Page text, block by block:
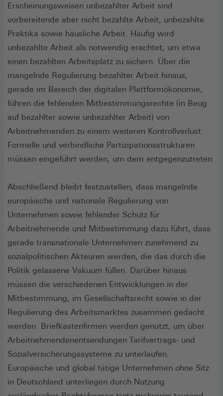
Erscheinungsweisen unbezahlter Arbeit sind
vorbereitende aber nicht bezahlte Arbeit, unbezahlte
Praktika sowie häusliche Arbeit. Häufig wird
unbezahlte Arbeit als notwendig erachtet, um etwa
einen bezahlten Arbeitsplatz zu sichern. Über die
mangelnde Regulierung bezahlter Arbeit hinaus,
gerade im Bereich der digitalen Plattformökonomie,
führen die fehlenden Mitbestimmungsrechte (in Beug
auf bezahlter sowie unbezahlter Arbeit) von
Arbeitnehmenden zu einem weiteren Kontrollverlust.
Formelle und verbindliche Partizipationsstrukturen
müssen eingeführt werden, um dem entgegenzutreten.
Abschließend bleibt festzustellen, dass mangelnde
europäische und nationale Regulierung von
Unternehmen sowie fehlender Schutz für
Arbeitnehmende und Mitbestimmung dazu führt, dass
gerade transnationale Unternehmen zunehmend zu
sozialpolitischen Akteuren werden, die das durch die
Politik gelassene Vakuum füllen. Darüber hinaus
müssen die verschiedenen Entwicklungen in der
Mitbestimmung, im Gesellschaftsrecht sowie in der
Regulierung des Arbeitsmarktes zusammen gedacht
werden. Briefkastenfirmen werden genutzt, um über
Arbeitnehmendenentsendungen Tarifvertrags- und
Sozialversicherungssysteme zu unterlaufen.
Europäische und global tätige Unternehmen ohne Sitz
in Deutschland unterliegen durch Nutzung